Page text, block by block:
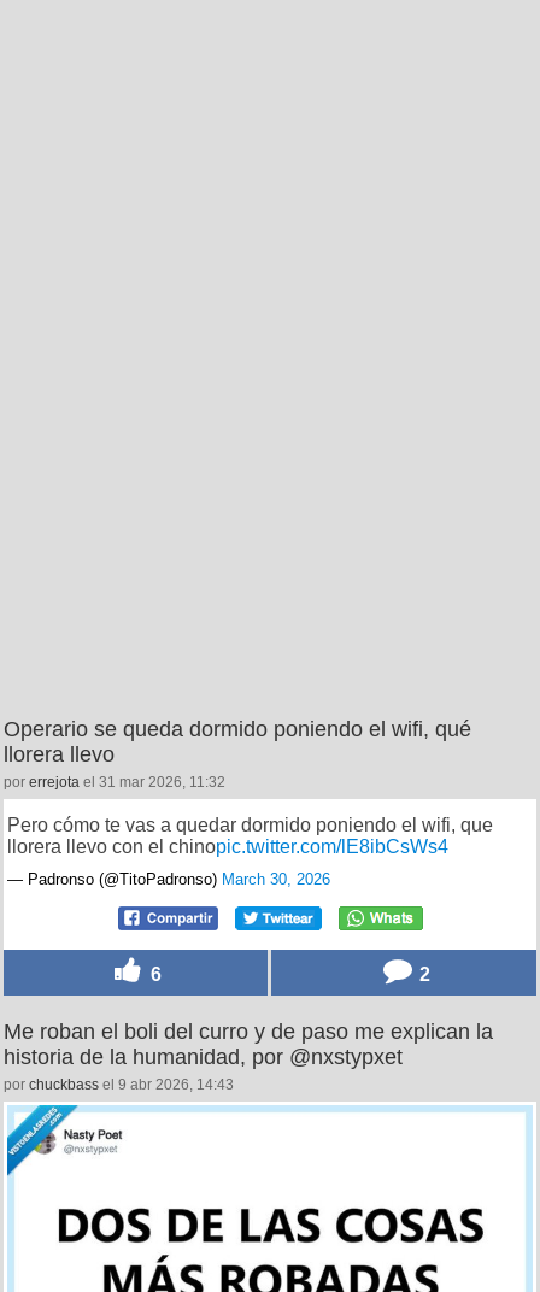
Operario se queda dormido poniendo el wifi, qué
llorera llevo
por errejota el 31 mar 2026, 11:32
Pero cómo te vas a quedar dormido poniendo el wifi, que
llorera llevo con el chinopic.twitter.com/lE8ibCsWs4
— Padronso (@TitoPadronso) March 30, 2026
6 2
Me roban el boli del curro y de paso me explican la
historia de la humanidad, por @nxstypxet
por chuckbass el 9 abr 2026, 14:43